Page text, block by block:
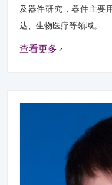
及器件研究，器件主要
达、生物医疗等领域。
查看更多